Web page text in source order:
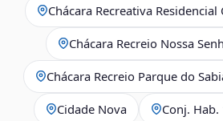
Chácara Recreativa Residencial
Chácara Recreio Nossa
Chácara Recreio Parque do
Cidade Nova Conj.